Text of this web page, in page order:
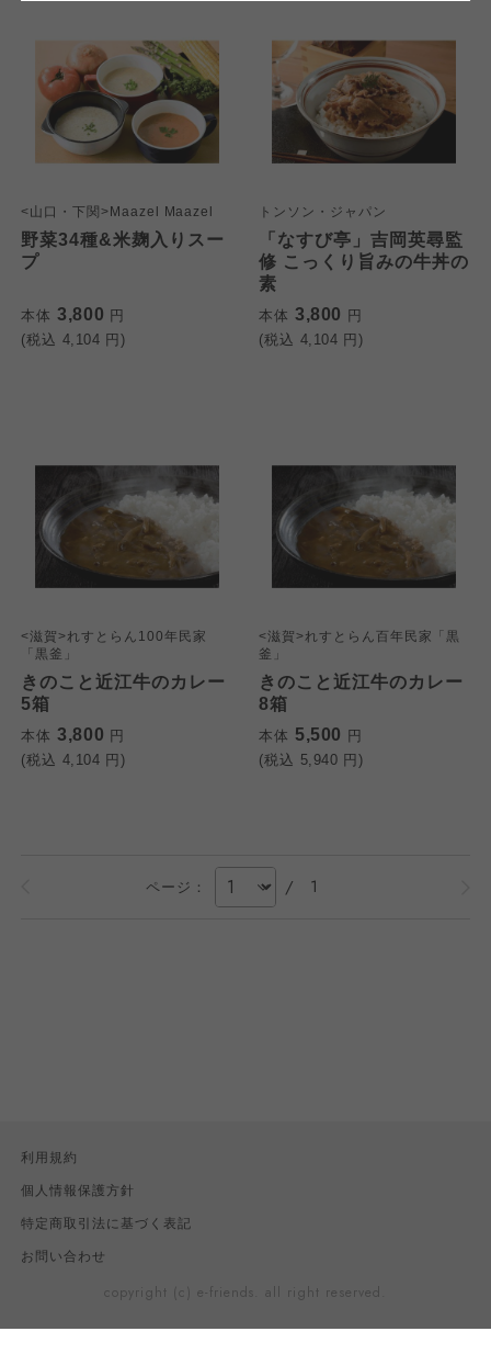
<山口・下関>Maazel Maazel
野菜34種&米麹入りスー
プ
本体 3,800 円
(税込 4,104 円)
トンソン・ジャパン
「なすび亭」吉岡英尋監
修 こっくり旨みの牛丼の
素
本体 3,800 円
(税込 4,104 円)
<滋賀>れすとらん100年民家
「黒釜」
きのこと近江牛のカレー
5箱
本体 3,800 円
(税込 4,104 円)
<滋賀>れすとらん百年民家「黒
釜」
きのこと近江牛のカレー
8箱
本体 5,500 円
(税込 5,940 円)
ページ： / 1
利用規約
個人情報保護方針
特定商取引法に基づく表記
お問い合わせ
copyright (c) e-friends. all right reserved.
よどがわ市民生協
大阪いずみ市民生協
わかやま市民生協
よどがわ市民生協
わかやま市民生協
よどがわ市民生協
大阪いずみ市民生協
わかやま市民生協